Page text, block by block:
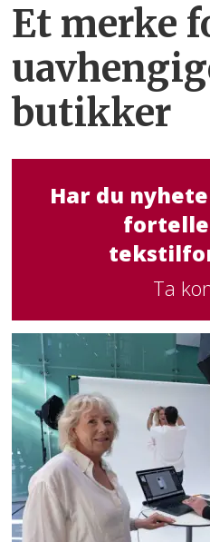
Et merke
butikker
Har du
fortelle
Ta